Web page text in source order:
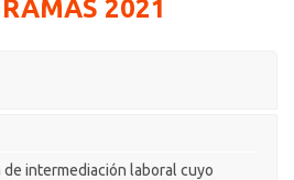
2021
intermediación laboral cuyo